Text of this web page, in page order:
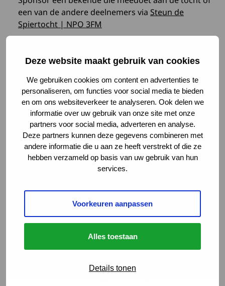
Deze website maakt gebruik van cookies
We gebruiken cookies om content en advertenties te
personaliseren, om functies voor social media te bieden
en om ons websiteverkeer te analyseren. Ook delen we
informatie over uw gebruik van onze site met onze
partners voor social media, adverteren en analyse.
Deze partners kunnen deze gegevens combineren met
andere informatie die u aan ze heeft verstrekt of die ze
hebben verzameld op basis van uw gebruik van hun
services.
Voorkeuren aanpassen
Alles toestaan
Details tonen
een van de andere deelnemers via Steun de
Spiertocht | NPO 3FM
manier dan ook. Elke stap, elk initiatief en elke euro
telt mee! Samen zetten we spierziekten in de
spotlights en dragen we bij aan een betere toekomst
voor kinderen met een spierziekte.
Enkele voorbeelden van acties die je zelf kunt
opzetten:
– Verkoop van zelfgemaakte kaarten, sieraden,
– Vraag in plaats van een verjaardagscadeau om een
donatie voor 3FM Serious Request
– Start een online challenge via social media waarbij
deelnemers een kleine donatie doen om mee te
doen.
– Organiseer een spier(pub)quiz of spellenavond met